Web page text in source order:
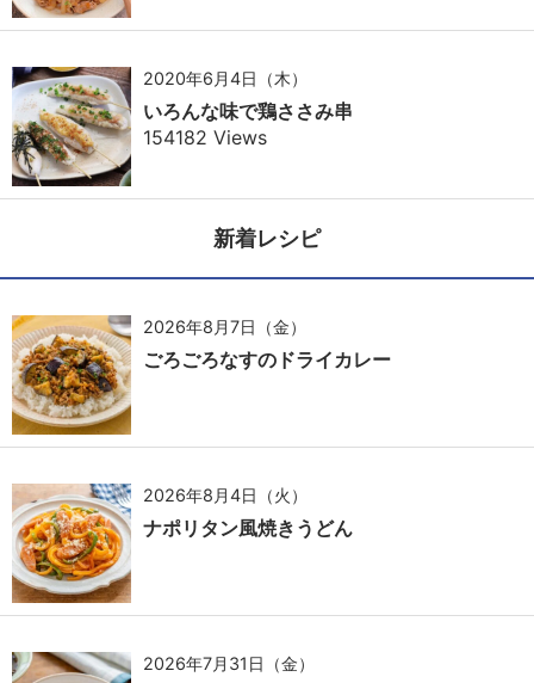
2020年6月4日（木）
いろんな味で鶏ささみ串
154182 Views
新着レシピ
2026年8月7日（金）
ごろごろなすのドライカレー
2026年8月4日（火）
ナポリタン風焼きうどん
2026年7月31日（金）